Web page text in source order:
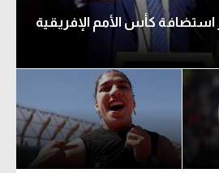
كأس الأمم الإفريقية